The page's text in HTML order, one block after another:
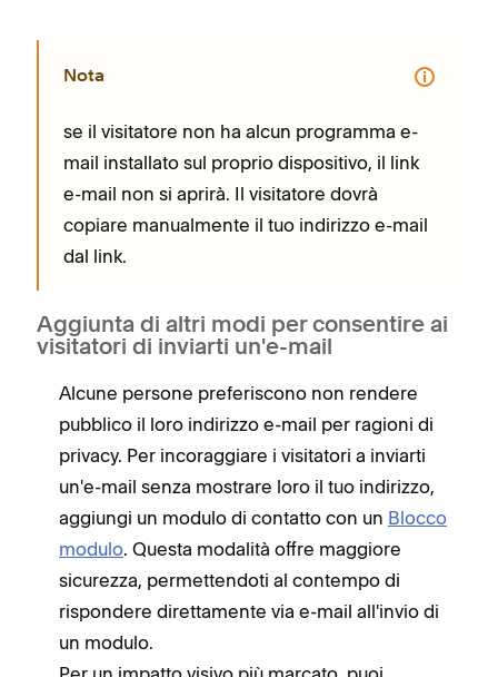
Nota
se il visitatore non ha alcun programma e-
mail installato sul proprio dispositivo, il link
e-mail non si aprirà. Il visitatore dovrà
copiare manualmente il tuo indirizzo e-mail
dal link.
Aggiunta di altri modi per consentire ai
visitatori di inviarti un'e-mail
Alcune persone preferiscono non rendere
pubblico il loro indirizzo e-mail per ragioni di
privacy. Per incoraggiare i visitatori a inviarti
un'e-mail senza mostrare loro il tuo indirizzo,
aggiungi un modulo di contatto con un Blocco
modulo. Questa modalità offre maggiore
sicurezza, permettendoti al contempo di
rispondere direttamente via e-mail all'invio di
un modulo.